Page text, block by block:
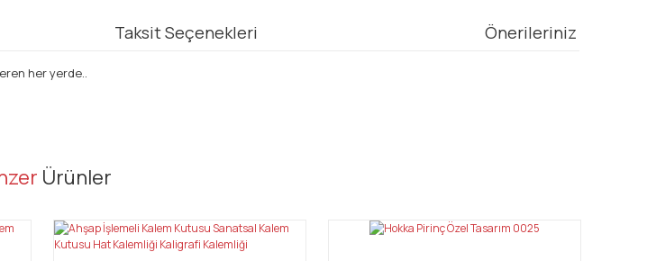
Taksit Seçenekleri Önerileriniz
her yerde..
Yorum Yaz
noktaları öneri formunu kullanarak tarafımıza iletebilirsiniz.
Ürünler